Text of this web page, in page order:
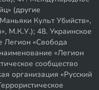
(другие
Культ Убийств»,
М.К.У.); 48. Украинское
Легион «Свобода
«Легион
сообщество
организация «Русский